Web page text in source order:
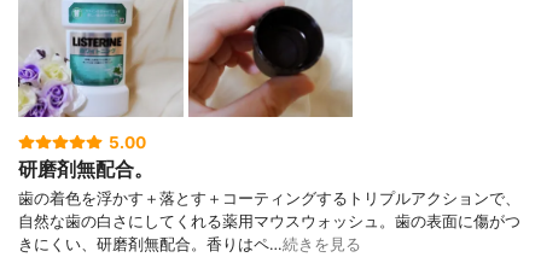
5.00
研磨剤無配合。
歯の着色を浮かす＋落とす＋コーティングするトリプルアクションで、
自然な歯の白さにしてくれる薬用マウスウォッシュ。歯の表面に傷がつ
きにくい、研磨剤無配合。香りはペ…続きを見る